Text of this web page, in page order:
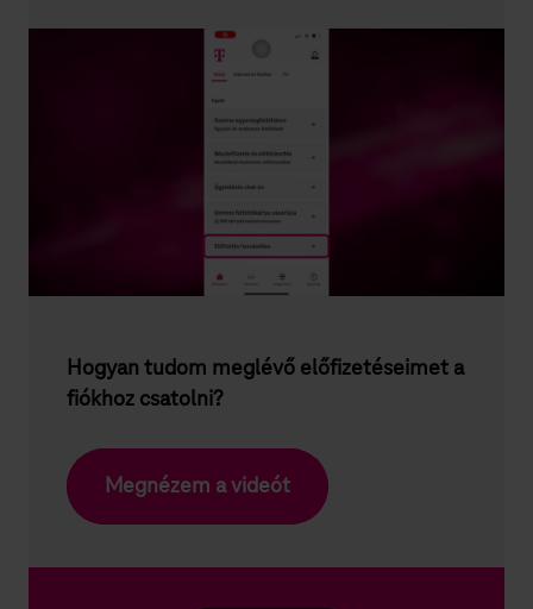
Hogyan tudom meglévő előfizetéseimet a
fiókhoz csatolni?
Megnézem a videót